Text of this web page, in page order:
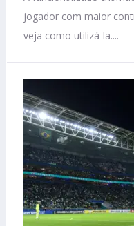
jogador com maior
veja como utilizá-la....